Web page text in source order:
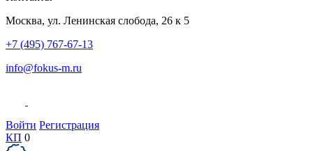
Москва, ул. Ленинская слобода, 26 к 5
+7 (495) 767-67-13
info@fokus-m.ru
Войти Регистрация
КП 0